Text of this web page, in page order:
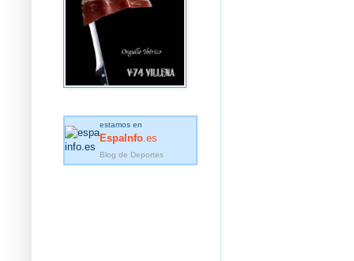
estamos en
EspaInfo .es
Blog de Deportes